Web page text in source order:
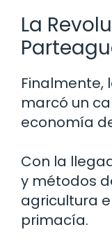
La
Finalmente,
marcó un
economía
Con la
y métodos
agricultura
primacía.